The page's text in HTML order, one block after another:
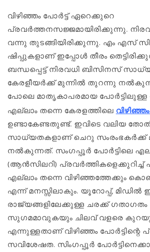
വിഴിഞ്ഞം പോർട്ട് ഏറെക്കുറെ
പ്രവർത്തനസജ്ജമായിരിക്കുന്നു.
വന്നു തുടങ്ങിയിരിക്കുന്നു. എം എസ്
ഷിപ്പുകളാണ് ഇപ്പോൾ തീരം
ബന്ധപ്പെട്ട് നിരവധി ബിസിനസ്
കേരളീയർക്ക് മുന്നിൽ തുറന്നു
പോലെ മാതൃകാപരമായ
എല്ലാം തന്നെ കേരളത്തിലെ
ഉണ്ടാകേണ്ടതുണ്ട്. ഇവിടെ വലിയ
സാധ്യതകളാണ് ചെറു സംരംഭകർക്ക്
നൽകുന്നത്. സംഗപ്പൂർ പോർട്ടിലെ
(ആൻസിലറി) പ്രവർത്തികളെക്കുറിച്ച്
എല്ലാം തന്നെ വിഴിഞ്ഞത്തേക്കും
എന്ന് മനസ്സിലാകും. യൂറോപ്പ്, മിഡിൽ
രാജ്യങ്ങളിലേക്കുള്ള ചരക്ക് ഗതാഗതം
സുഗമമാവുകയും ചിലവ് വളരെ
എന്നുള്ളതാണ് വിഴിഞ്ഞം പോർട്ടിന്റെ
സവിശേഷത. സിംഗപ്പൂർ